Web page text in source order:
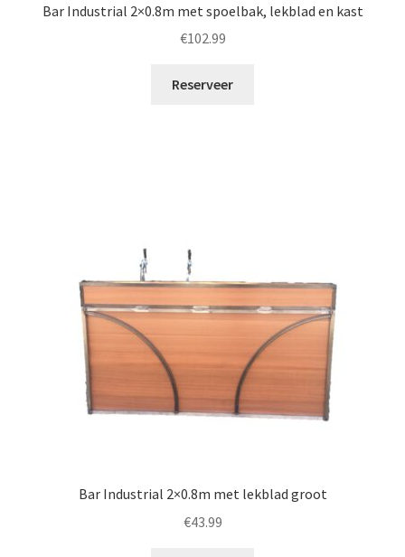
Bar Industrial 2×0.8m met spoelbak, lekblad en kast
€102.99
Reserveer
Bar Industrial 2×0.8m met lekblad groot
€43.99